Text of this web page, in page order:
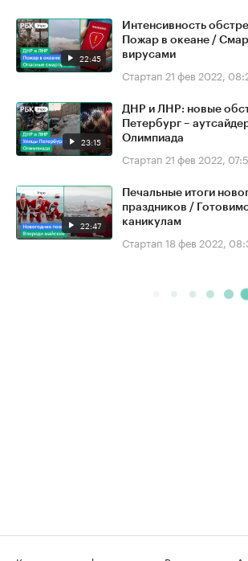
22:45
Интенсивность
Пожар в океане /
вирусами
Стартап 21 фев 2022,
23:15
ДНР и ЛНР: новые
Петербург –
Олимпиада
Стартап 21 фев 2022,
22:47
Печальные итоги
праздников /
каникулам
Стартап 18 фев 2022,